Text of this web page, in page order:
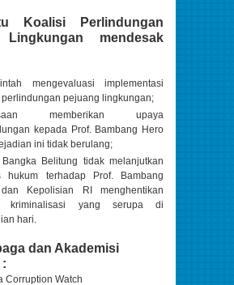
Koalisi Perlindungan
Lingkungan mendesak
mengevaluasi implementasi
perlindungan pejuang lingkungan;
memberikan upaya
kepada Prof. Bambang Hero
ini tidak berulang;
Belitung tidak melanjutkan
hukum terhadap Prof. Bambang
Kepolisian RI menghentikan
kriminalisasi yang serupa di
hari.
dan Akademisi
:
Watch